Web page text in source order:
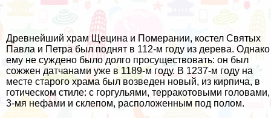
Древнейший храм Щецина и Померании, костел Святых
Павла и Петра был поднят в 112-м году из дерева. Однако
ему не суждено было долго просуществовать: он был
сожжен датчанами уже в 1189-м году. В 1237-м году на
месте старого храма был возведен новый, из кирпича, в
готическом стиле: с горгульями, терракотовыми головами,
3-мя нефами и склепом, расположенным под полом.